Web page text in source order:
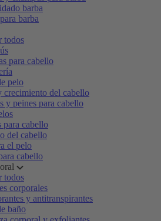
barba
barba
todos
para cabello
pelo
crecimiento del cabello
y peines para cabello
para cabello
del cabello
el pelo
cabello
todos
corporales
y antitranspirantes
baño